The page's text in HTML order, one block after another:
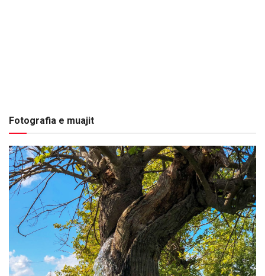
Fotografia e muajit